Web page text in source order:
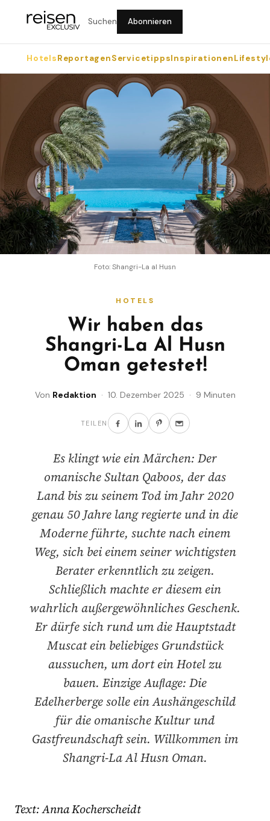
Suchen Abonnieren
HotelsReportagenServicetippsInspirationen
Foto: Shangri-La al Husn
HOTELS
Wir haben das
Shangri-La Al Husn
Oman getestet!
Von Redaktion · 10. Dezember 2025 · 9 Minuten
TEILEN
Es klingt wie ein Märchen: Der
omanische Sultan Qaboos, der das
Land bis zu seinem Tod im Jahr 2020
genau 50 Jahre lang regierte und in die
Moderne führte, suchte nach einem
Weg, sich bei einem seiner wichtigsten
Berater erkenntlich zu zeigen.
Schließlich machte er diesem ein
wahrlich außergewöhnliches Geschenk.
Er dürfe sich rund um die Hauptstadt
Muscat ein beliebiges Grundstück
aussuchen, um dort ein Hotel zu
bauen. Einzige Auﬂage: Die
Edelherberge solle ein Aushängeschild
für die omanische Kultur und
Gastfreundschaft sein. Willkommen im
Shangri-La Al Husn Oman.
Text: Anna Kocherscheidt